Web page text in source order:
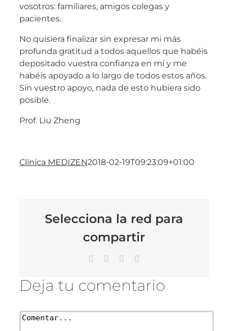
vosotros: familiares, amigos colegas y
pacientes.
No quisiera finalizar sin expresar mi más
profunda gratitud a todos aquellos que habéis
depositado vuestra confianza en mí y me
habéis apoyado a lo largo de todos estos años.
Sin vuestro apoyo, nada de esto hubiera sido
posible.
Prof. Liu Zheng
Clínica MEDIZEN2018-02-19T09:23:09+01:00
Selecciona la red para
compartir
Facebook LinkedIn
Deja tu comentario
Comentar